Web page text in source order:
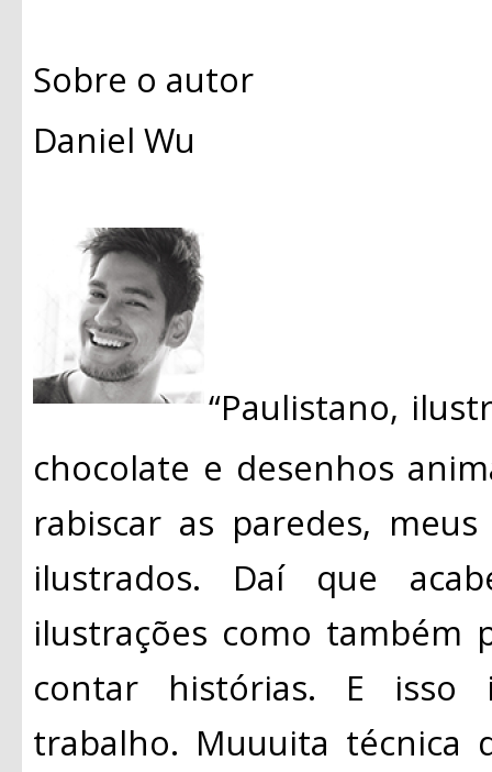
Sobre o autor
Daniel Wu
“Paulistano,
chocolate e desenhos
rabiscar as paredes,
ilustrados. Daí que
ilustrações como também
contar histórias. E isso
trabalho. Muuuita